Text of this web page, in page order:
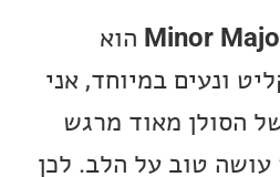
הוא
במיוחד, אני
מרגש
על הלב. לכן